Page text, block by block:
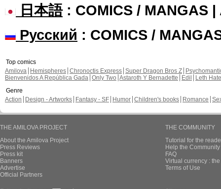
日本語: COMICS / MANGAS |
Русский : COMICS /
Top comics
Amilova
Hemispheres Chronoctis Express Super Dragon Bros Z
Bienvenidos A República Gada Only Two Astaroth Y Bernadette Edil
Leth Hate
Genre
Action
Design - Artworks Fantasy - SF Humor Children's books Romance
THE AMILOVA PROJECT
About the Amilova Project
Press Reviews
Press kit
Banners
Advertise
Official Partners
THE COMMUNITY
Tutorial for the
Help the
FAQ
Virtual currency :
Terms of Use